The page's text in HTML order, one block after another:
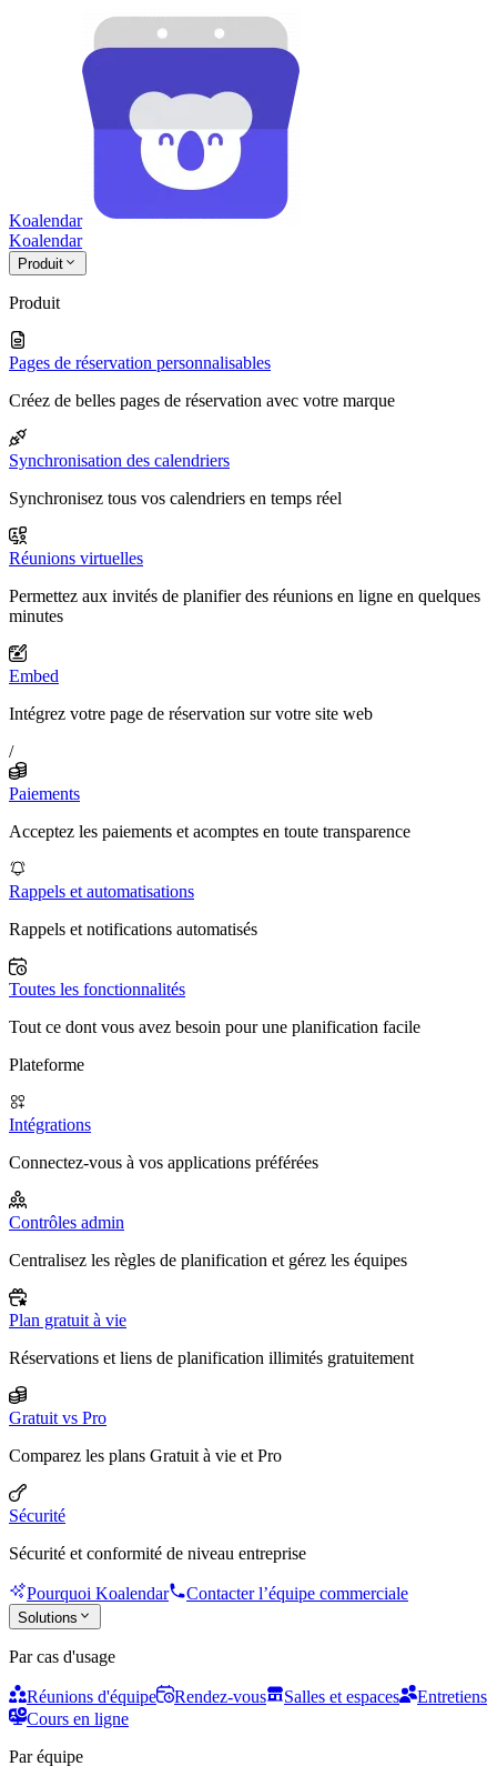
Koalendar
Koalendar
Produit
Produit
Pages de réservation personnalisables
Créez de belles pages de réservation avec votre marque
Synchronisation des calendriers
Synchronisez tous vos calendriers en temps réel
Réunions virtuelles
Permettez aux invités de planifier des réunions en ligne en quelques
minutes
Embed
Intégrez votre page de réservation sur votre site web
/
Paiements
Acceptez les paiements et acomptes en toute transparence
Rappels et automatisations
Rappels et notifications automatisés
Toutes les fonctionnalités
Tout ce dont vous avez besoin pour une planification facile
Plateforme
Intégrations
Connectez-vous à vos applications préférées
Contrôles admin
Centralisez les règles de planification et gérez les équipes
Plan gratuit à vie
Réservations et liens de planification illimités gratuitement
Gratuit vs Pro
Comparez les plans Gratuit à vie et Pro
Sécurité
Sécurité et conformité de niveau entreprise
Pourquoi Koalendar Contacter l’équipe commerciale
Solutions
Par cas d'usage
Réunions d'équipe Rendez-vous Salles et espaces
Entretiens
Cours en ligne
Par équipe